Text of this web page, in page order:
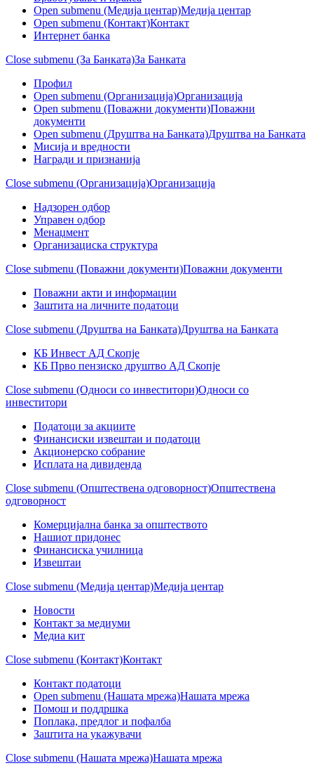
Open submenu (Медија центар)Медија центар
Open submenu (Контакт)Контакт
Интернет банка
Close submenu (За Банката)За Банката
Профил
Open submenu (Организација)Организација
Open submenu (Поважни документи)Поважни
документи
Open submenu (Друштва на Банката)Друштва на Банката
Мисија и вредности
Награди и признанија
Close submenu (Организација)Организација
Надзорен одбор
Управен одбор
Менаџмент
Организациска структура
Close submenu (Поважни документи)Поважни документи
Поважни акти и информации
Заштита на личните податоци
Close submenu (Друштва на Банката)Друштва на Банката
КБ Инвест АД Скопје
КБ Прво пензиско друштво АД Скопје
Close submenu (Односи со инвеститори)Односи со
инвеститори
Податоци за акциите
Финансиски извештаи и податоци
Акционерско собрание
Исплата на дивиденда
Close submenu (Општествена одговорност)Општествена
одговорност
Комерцијална банка за општеството
Нашиот придонес
Финансиска училница
Извештаи
Close submenu (Медија центар)Медија центар
Новости
Контакт за медиуми
Медиа кит
Close submenu (Контакт)Контакт
Контакт податоци
Open submenu (Нашата мрежа)Нашата мрежа
Помош и поддршка
Поплака, предлог и пофалба
Заштита на укажувачи
Close submenu (Нашата мрежа)Нашата мрежа